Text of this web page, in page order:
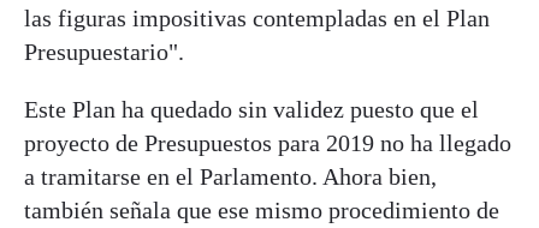
las figuras impositivas contempladas en el Plan
Presupuestario".
Este Plan ha quedado sin validez puesto que el
proyecto de Presupuestos para 2019 no ha llegado
a tramitarse en el Parlamento. Ahora bien,
también señala que ese mismo procedimiento de